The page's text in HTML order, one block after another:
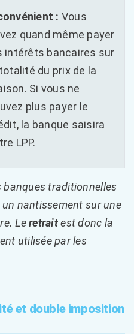
: Vous
quand même payer
intérêts bancaires sur
du prix de la
Si vous ne
plus payer le
la banque saisira
LPP.
banques traditionnelles
nantissement sur une
Leretraitest donc la
utilisée par les
et double imposition